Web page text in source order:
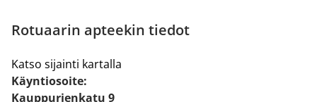
Rotuaarin apteekin tiedot
Katso sijainti kartalla
Käyntiosoite:
Kauppurienkatu 9